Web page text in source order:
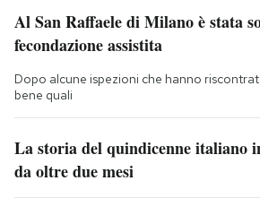
Al San Raffaele di Milano è stata
fecondazione assistita
Dopo alcune ispezioni che hanno
bene quali
La storia del quindicenne italiano
da oltre due mesi